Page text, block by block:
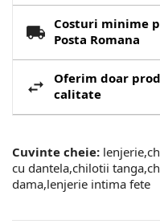
Costuri minime
Posta Romana
Oferim doar
calitate
Cuvinte cheie:
cu dantela,chilotii
dama,lenjerie intima fete